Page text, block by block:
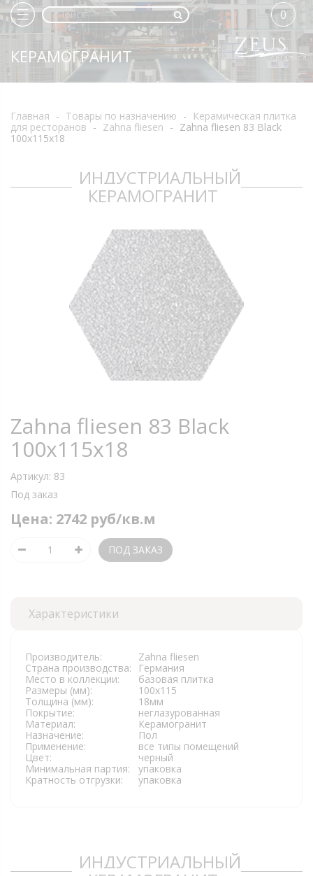
КЕРАМОГРАНИТ
0
Главная - Товары по назначению -
Керамическая плитка
для ресторанов - Zahna fliesen - Zahna fliesen 83 Black
100x115x18
ИНДУСТРИАЛЬНЫЙ
КЕРАМОГРАНИТ
Увеличить
Zahna fliesen 83 Black
100x115x18
Артикул: 83
Под заказ
Цена: 2742 руб/кв.м
Характеристики
Производитель:
Zahna fliesen
Страна производства:
Германия
Место в коллекции:
базовая плитка
Размеры (мм):
100x115
Толщина (мм):
18мм
Покрытие:
неглазурованная
Материал:
Керамогранит
Назначение:
Пол
Применение:
все типы помещений
Цвет:
черный
Минимальная партия:
упаковка
Кратность отгрузки:
упаковка
ИНДУСТРИАЛЬНЫЙ